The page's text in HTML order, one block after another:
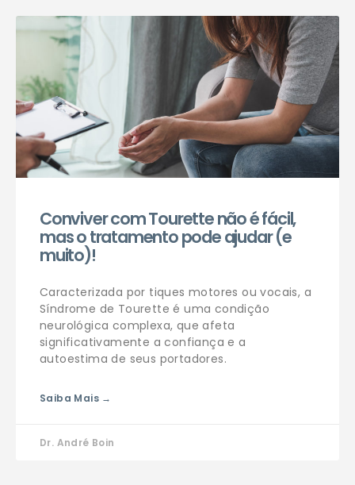
Agendar consulta
Conviver com Tourette não é fácil,
mas o tratamento pode ajudar (e
muito)!
Caracterizada por tiques motores ou vocais, a
Síndrome de Tourette é uma condição
neurológica complexa, que afeta
significativamente a confiança e a
autoestima de seus portadores.
Saiba Mais →
Dr. André Boin